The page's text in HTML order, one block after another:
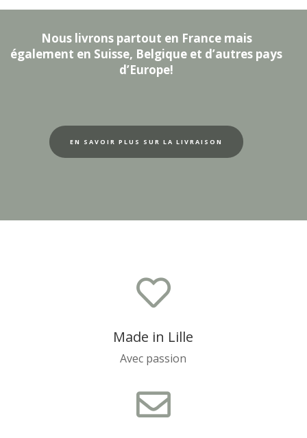
Nous livrons partout en France mais
également en Suisse, Belgique et d’autres pays
d’Europe!
EN SAVOIR PLUS SUR LA LIVRAISON

Made in Lille
Avec passion
